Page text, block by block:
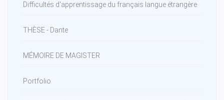
Difficultés d'apprentissage du français langue étrangère
THÈSE - Dante
MÉMOIRE DE MAGISTER
Portfolio